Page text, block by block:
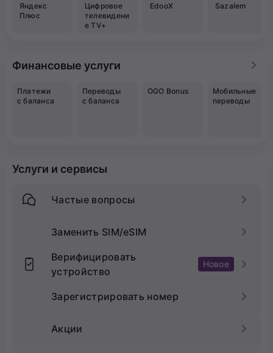
Яндекс
Плюс
Цифровое
телевидени
е TV+
EdooX Sazalem
Финансовые услуги
Платежи
с баланса
Переводы
с баланса
OGO Bonus
Мобильные
переводы
Услуги и сервисы
Частые вопросы
Заменить SIM/eSIM
Верифицировать
устройство
Новое
Зарегистрировать номер
Акции